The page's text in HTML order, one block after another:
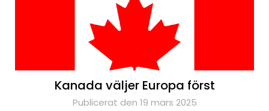
Kanada väljer Europa först
Publicerat den 19 mars 2025